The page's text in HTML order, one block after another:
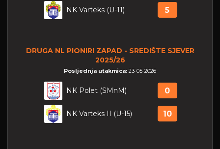
NK Varteks (U-11) 5
DRUGA NL PIONIRI ZAPAD - SREDIŠTE SJEVER
2025/26
Posljednja utakmica: 23-05-2026
NK Polet (SMnM) 0
NK Varteks II (U-15) 10